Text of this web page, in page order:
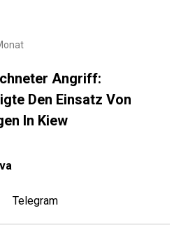
Angriff:
Den Einsatz Von
In Kiew
Telegram